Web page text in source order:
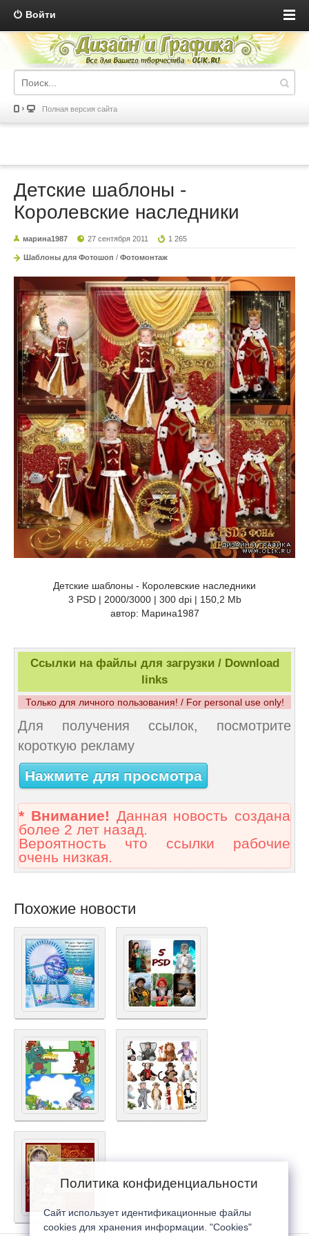
Войти
Полная версия сайта
Детские шаблоны -
Королевские наследники
марина1987 27 сентября 2011 1 265
Шаблоны для Фотошоп / Фотомонтаж
Детские шаблоны - Королевские наследники
3 PSD | 2000/3000 | 300 dpi | 150,2 Mb
автор: Марина1987
Ссылки на файлы для загрузки / Download
links
Только для личного пользования! / For personal use only!
Для получения ссылок, посмотрите
короткую рекламу
Нажмите для просмотра
* Внимание! Данная новость создана
более 2 лет назад.
Вероятность что ссылки рабочие
очень низкая.
Похожие новости
Политика конфиденциальности
Сайт использует идентификационные файлы
cookies для хранения информации. "Cookies"